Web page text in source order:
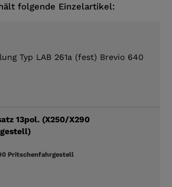
folgende Einzelartikel:
Typ LAB 261a (fest) Brevio 640
13pol. (X250/X290
Pritschenfahrgestell